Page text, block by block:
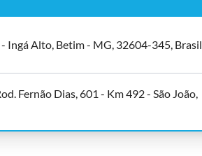
Ingá Alto, Betim - MG, 32604-345, Brasil
Fernão Dias, 601 - Km 492 - São João,